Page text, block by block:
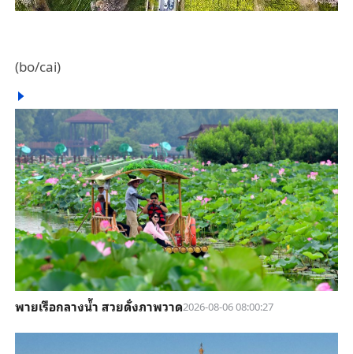
(bo/cai)
พายเรือกลางน้ำ สวยดั่งภาพวาด2026-08-06 08:00:27